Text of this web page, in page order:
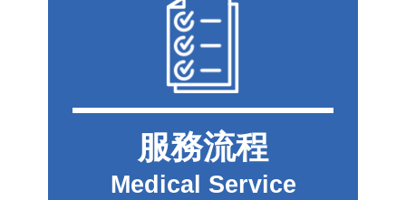
服務流程
Medical Service